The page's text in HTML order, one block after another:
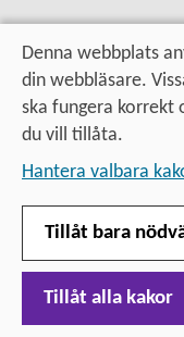
Denna webbplats
din webbläsare.
ska fungera korrekt
du vill tillåta.
Hantera valbara
Tillåt bara
Tillåt alla kakor